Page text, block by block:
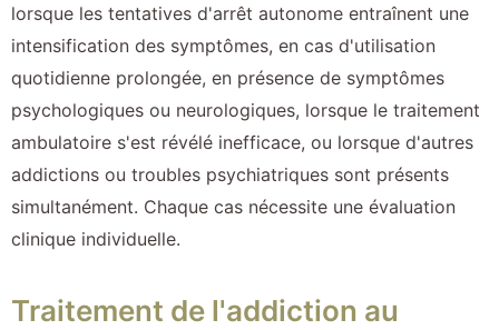
lorsque les tentatives d'arrêt autonome entraînent une
intensification des symptômes, en cas d'utilisation
quotidienne prolongée, en présence de symptômes
psychologiques ou neurologiques, lorsque le traitement
ambulatoire s'est révélé inefficace, ou lorsque d'autres
addictions ou troubles psychiatriques sont présents
simultanément. Chaque cas nécessite une évaluation
clinique individuelle.
Traitement de l'addiction au